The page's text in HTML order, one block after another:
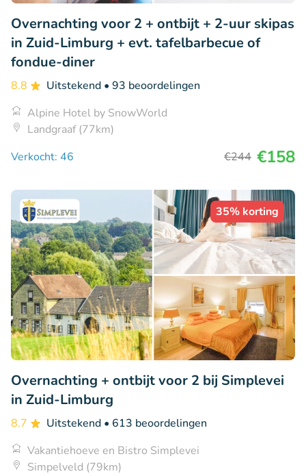
Overnachting voor 2 + ontbijt + 2-uur skipas
in Zuid-Limburg + evt. tafelbarbecue of
fondue-diner
8.8 Uitstekend • 93 beoordelingen
Alpine Hotel by SnowWorld
Landgraaf (77km)
Verkocht: 46
€244 €158
35% korting
Overnachting + ontbijt voor 2 bij Simplevei
in Zuid-Limburg
8.7 Uitstekend • 613 beoordelingen
Vakantiehoeve en Bistro Simplevei
Simpelveld (79km)